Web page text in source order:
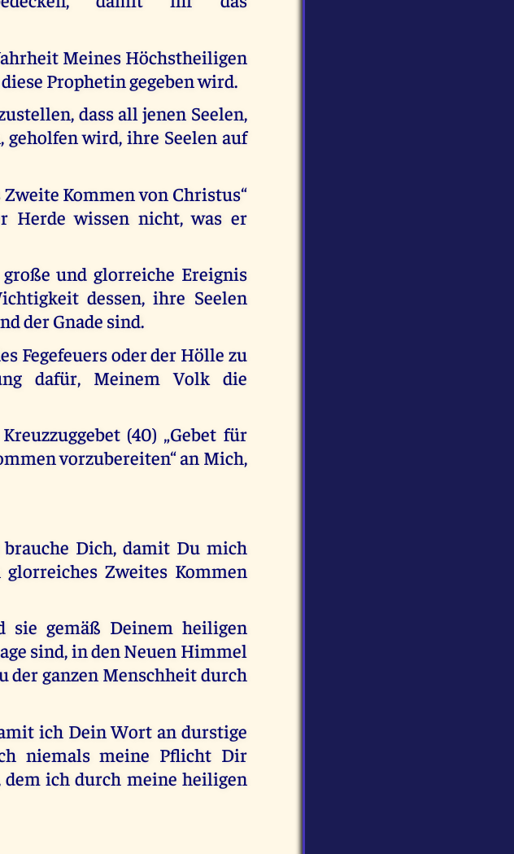
Meines Höchstheiligen
Prophetin gegeben wird.
dass all jenen Seelen,
geholfen wird, ihre Seelen auf
Kommen von Christus“
Herde wissen nicht, was er
und glorreiche Ereignis
dessen, ihre Seelen
der Gnade sind.
Fegefeuers oder der Hölle zu
dafür, Meinem Volk die
(40) „Gebet für
vorzubereiten“ an Mich,
Dich, damit Du mich
Zweites Kommen
sie gemäß Deinem heiligen
sind, in den Neuen Himmel
der ganzen Menschheit durch
ich Dein Wort an durstige
niemals meine Pflicht Dir
dem ich durch meine heiligen